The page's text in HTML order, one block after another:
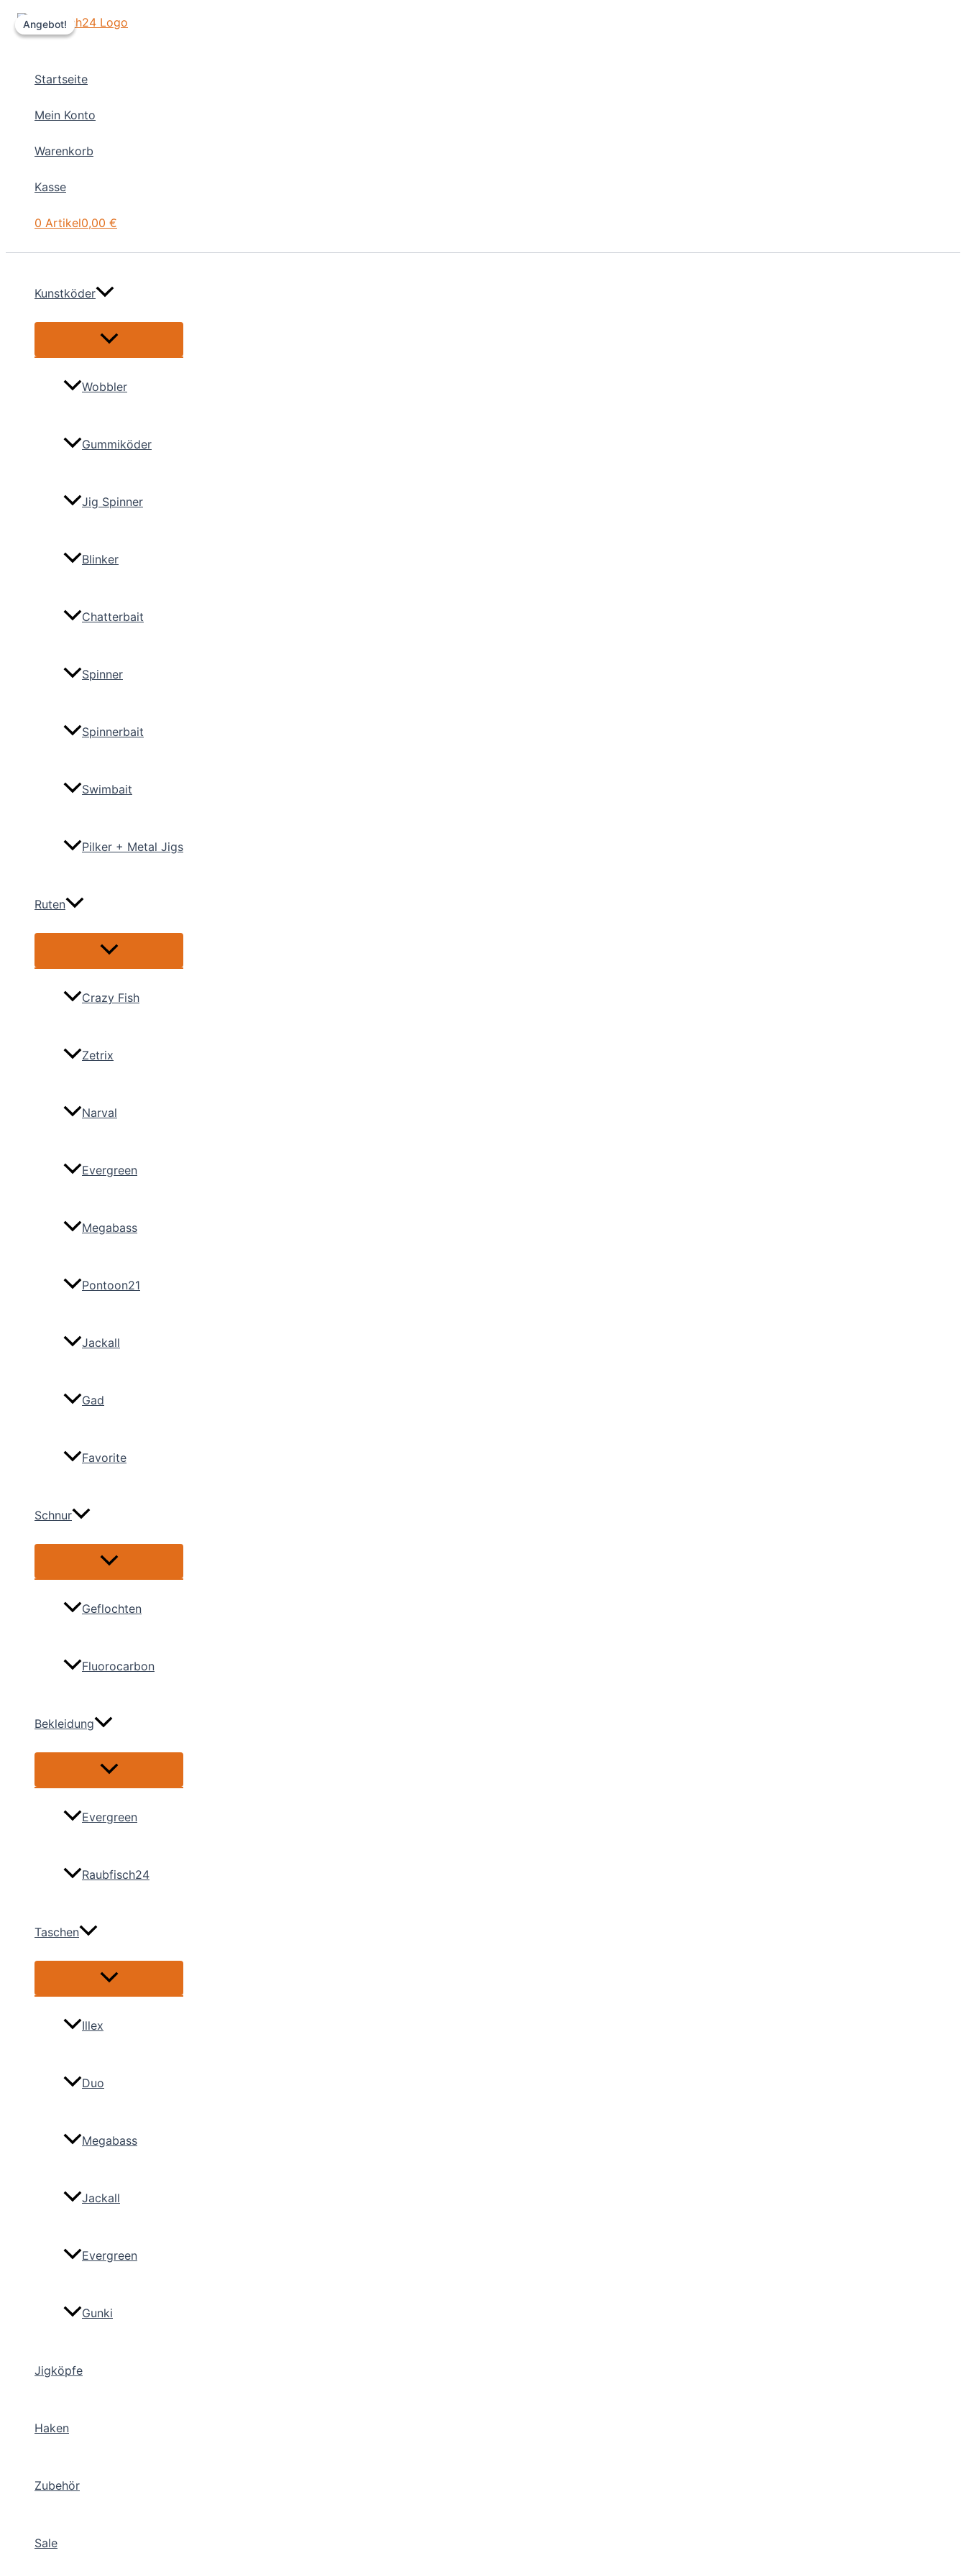
Zum
Inhalt
Startseite
Mein Konto
Warenkorb
Kasse
0 Artikel0,00 €
Kunstköder
Menü
Wobbler
Gummiköder
Jig Spinner
Blinker
Chatterbait
Spinner
Spinnerbait
Swimbait
Pilker + Metal Jigs
Ruten
Menü
Crazy Fish
Zetrix
Narval
Evergreen
Megabass
Pontoon21
Jackall
Gad
Favorite
Schnur
Menü
Geflochten
Fluorocarbon
Bekleidung
Menü
Evergreen
Raubfisch24
Taschen
Menü
Illex
Duo
Megabass
Jackall
Evergreen
Gunki
Jigköpfe
Haken
Zubehör
Sale
Angebot!
Angebot!